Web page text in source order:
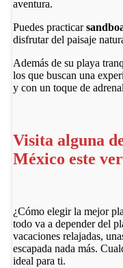
aventura.
Puedes practicar
disfrutar del paisaje
Además de su playa
los que buscan una
y con un toque de
Visita alguna
México este
¿Cómo elegir la mejor
todo va a depender del
vacaciones relajadas,
escapada nada más.
ideal para ti.